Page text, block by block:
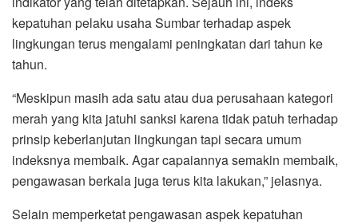
kepatuhan pelaku usaha Sumbar terhadap aspek
lingkungan terus mengalami peningkatan dari tahun ke
tahun.
“Meskipun masih ada satu atau dua perusahaan kategori
merah yang kita jatuhi sanksi karena tidak patuh terhadap
prinsip keberlanjutan lingkungan tapi secara umum
indeksnya membaik. Agar capaiannya semakin membaik,
pengawasan berkala juga terus kita lakukan,” jelasnya.
Selain memperketat pengawasan aspek kepatuhan